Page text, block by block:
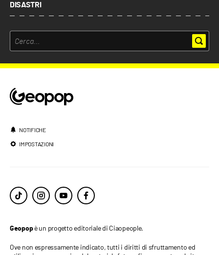
DISASTRI
NOTIFICHE
IMPOSTAZIONI
Geopopè un progetto editoriale di Ciaopeople.
Ove non espressamente indicato, tutti i diritti di sfruttamento ed